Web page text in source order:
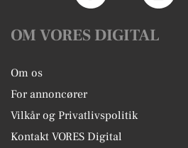
OM VORES DIGITAL
Om os
For annoncører
Vilkår og Privatlivspolitik
Kontakt VORES Digital